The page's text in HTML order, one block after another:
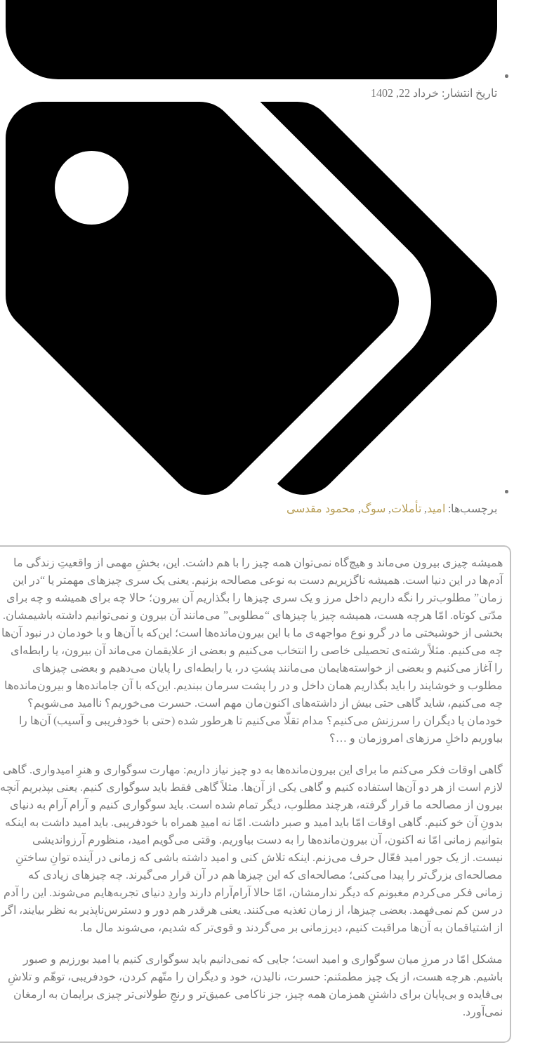
تاریخ انتشار: خرداد 22, 1402
برچسب‌ها: امید, تأملات, سوگ, محمود مقدسی
همیشه چیزی بیرون می‌ماند و هیچ‌گاه نمی‌توان همه چیز را با هم داشت. این، بخشِ مهمی از واقعیتِ زندگی ما
آدم‌ها در این دنیا است. همیشه ناگزیریم دست به نوعی مصالحه بزنیم. یعنی یک سری چیزهای مهمتر یا “در این
زمان” مطلوب‌تر را نگه داریم داخل مرز و یک سری چیزها را بگذاریم آن بیرون؛ حالا چه برای همیشه و چه برای
مدّتی کوتاه. امّا هرچه هست، همیشه چیز یا چیزهای “مطلوبی” می‌مانند آن بیرون و نمی‌توانیم داشته باشیمشان.
بخشی از خوشبختی ما در گرو نوع مواجهه‌ی ما با این بیرون‌مانده‌ها است؛ این‌که با آن‌ها و با خودمان در نبود آن‌ها
چه می‌کنیم. مثلاً رشته‌ی تحصیلی خاصی را انتخاب می‌کنیم و بعضی از علایقمان می‌ماند آن بیرون، یا رابطه‌ای
را آغاز می‌کنیم و بعضی از خواسته‌هایمان می‌مانند پشتِ در، یا رابطه‌ای را پایان می‌دهیم و بعضی چیزهای
مطلوب و خوشایند را باید بگذاریم همان داخل و در را پشت سرمان ببندیم. این‌که با آن جامانده‌ها و بیرون‌مانده‌ها
چه می‌کنیم، شاید گاهی حتی بیش از داشته‌های اکنون‌مان مهم است. حسرت می‌خوریم؟ ناامید می‌شویم؟
خودمان یا دیگران را سرزنش می‌کنیم؟ مدام تقلّا می‌کنیم تا هرطور شده (حتی با خودفریبی و آسیب) آن‌ها را
بیاوریم داخلِ مرزهای امروزمان و …؟
گاهی اوقات فکر می‌کنم ما برای این بیرون‌مانده‌ها به دو چیز نیاز داریم: مهارت سوگواری و هنرِ امیدواری. گاهی
لازم است از هر دو آن‌ها استفاده کنیم و گاهی یکی از آن‌ها. مثلاً گاهی فقط باید سوگواری کنیم. یعنی بپذیریم آنچه
بیرون از مصالحه ما قرار گرفته، هرچند مطلوب، دیگر تمام شده است. باید سوگواری کنیم و آرام آرام به دنیای
بدونِ آن خو کنیم. گاهی اوقات امّا باید امید و صبر داشت. امّا نه امیدِ همراه با خودفریبی. باید امید داشت به اینکه
بتوانیم زمانی امّا نه اکنون، آن بیرون‌مانده‌ها را به دست بیاوریم. وقتی می‌گویم امید، منظورم آرزواندیشی
نیست. از یک جور امید فعّال حرف می‌زنم. اینکه تلاش کنی و امید داشته باشی که زمانی در آینده توانِ ساختنِ
مصالحه‌ای بزرگ‌تر را پیدا می‌کنی؛ مصالحه‌ای که این چیزها هم در آن قرار می‌گیرند. چه چیزهای زیادی که
زمانی فکر می‌کردم مغبونم که دیگر ندارمشان، امّا حالا آرام‌آرام دارند واردِ دنیای تجربه‌هایم می‌شوند. این را آدم
در سن کم نمی‌فهمد. بعضی چیزها، از زمان تغذیه می‌کنند. یعنی هرقدر هم دور و دسترس‌ناپذیر به نظر بیایند، اگر
از اشتیاقمان به آن‌ها مراقبت کنیم، دیرزمانی بر می‌گردند و قوی‌تر که شدیم، می‌شوند مال ما.
مشکل امّا در مرزِ میان سوگواری و امید است؛ جایی که نمی‌دانیم باید سوگواری کنیم یا امید بورزیم و صبور
باشیم. هرچه هست، از یک چیز مطمئنم: حسرت، نالیدن، خود و دیگران را متّهم کردن، خودفریبی، توهّم و تلاشِ‌
بی‌فایده و بی‌پایان برای داشتنِ همزمان همه چیز، جز ناکامی عمیق‌تر و رنجِ طولانی‌تر چیزی برایمان به ارمغان
نمی‌آورد.